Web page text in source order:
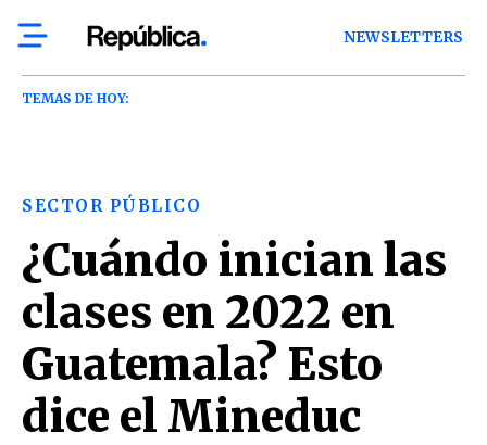
NEWSLETTERS
TEMAS DE HOY:
SECTOR PÚBLICO
¿Cuándo inician las
clases en 2022 en
Guatemala? Esto
dice el Mineduc